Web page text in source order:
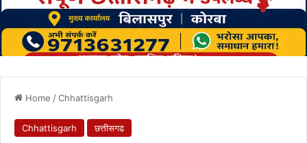
Home /Chhattisgarh
Chhattisgarh छत्तीसगढ